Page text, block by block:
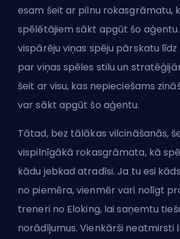
esam šeit ar pilnu rokasgrāmatu,
spēlētājiem sākt apgūt šo
vispārēju viņas spēju pārskatu
par viņas spēles stilu un
šeit ar visu, kas nepieciešams
var sākt apgūt šo aģentu.
Tātad, bez tālākas vilcināšanās,
vispilnīgākā rokasgrāmata, kā
kādu jebkad atradīsi. Ja tu esi
no piemēra, vienmēr vari nolīgt
treneri no Eloking, lai saņemtu
norādījumus. Vienkārši neatmirsti